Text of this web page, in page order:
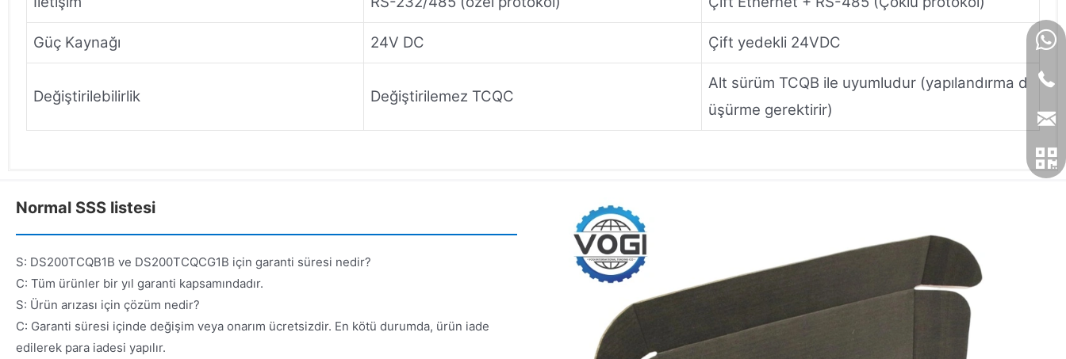
Güç Kaynağı 24V DC Çift yedekli 24VDC
Değiştirilebilirlik Değiştirilemez TCQC
Alt sürüm TCQB ile uyumludur (yapılandırma d
üşürme gerektirir)
Normal SSS listesi
S: DS200TCQB1B ve DS200TCQCG1B için garanti süresi nedir?
C: Tüm ürünler bir yıl garanti kapsamındadır.
S: Ürün arızası için çözüm nedir?
C: Garanti süresi içinde değişim veya onarım ücretsizdir. En kötü durumda, ürün iade
edilerek para iadesi yapılır.